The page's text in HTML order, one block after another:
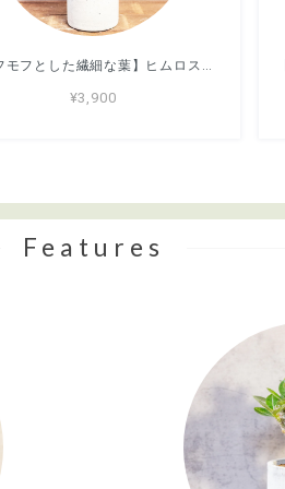
【モフモフとした繊細な葉】ヒムロスギ。やわらかな質感、ふんわり広がる美しい緑。通気性抜群の手づくりモルタル鉢に植え込んでお届け／育て方がわかるシートあり／全国一律送料850円
¥3,900
Features